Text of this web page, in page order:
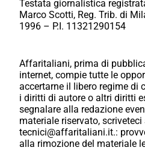
Testata giornalistica
Marco Scotti, Reg. Trib. di
1996 – P.I. 11321290154
Affaritaliani, prima di
internet, compie tutte le
accertarne il libero regime di
i diritti di autore o altri diritti
segnalare alla redazione
materiale riservato, scriveteci
tecnici@affaritaliani.it.:
alla rimozione del materiale